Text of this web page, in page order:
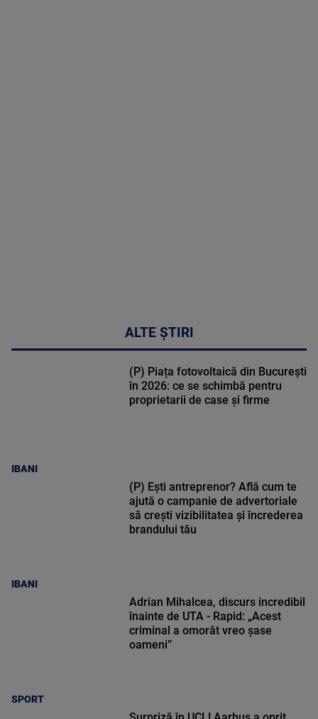
ALTE ȘTIRI
IBANI
(P) Piața fotovoltaică din București
în 2026: ce se schimbă pentru
proprietarii de case și firme
IBANI
(P) Ești antreprenor? Află cum te
ajută o campanie de advertoriale
să crești vizibilitatea și încrederea
brandului tău
SPORT
Adrian Mihalcea, discurs incredibil
înainte de UTA - Rapid: „Acest
criminal a omorât vreo șase
oameni”